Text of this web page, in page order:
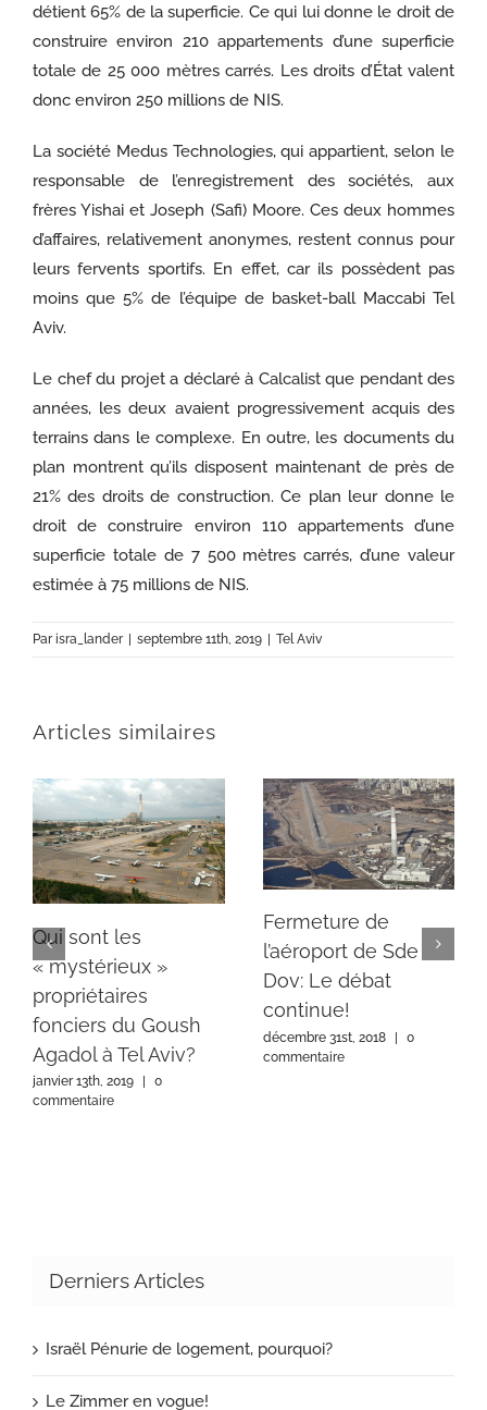
détient 65% de la superficie. Ce qui lui donne le droit de
construire environ 210 appartements d’une superficie
totale de 25 000 mètres carrés. Les droits d’État valent
donc environ 250 millions de NIS.
La société Medus Technologies, qui appartient, selon le
responsable de l’enregistrement des sociétés, aux
frères Yishai et Joseph (Safi) Moore. Ces deux hommes
d’affaires, relativement anonymes, restent connus pour
leurs fervents sportifs. En effet, car ils possèdent pas
moins que 5% de l’équipe de basket-ball Maccabi Tel
Aviv.
Le chef du projet a déclaré à Calcalistque pendant des
années, les deux avaient progressivement acquis des
terrains dans le complexe. En outre, les documents du
plan montrent qu’ils disposent maintenant de près de
21% des droits de construction. Ce plan leur donne le
droit de construire environ 110 appartements d’une
superficie totale de 7 500 mètres carrés, d’une valeur
estimée à 75 millions de NIS.
Parisra_lander | septembre 11th, 2019 | Tel Aviv
Articles similaires
Qui sont les
« mystérieux »
propriétaires
fonciers du Goush
Agadol à Tel Aviv?
janvier 13th, 2019
0
commentaire
Fermeture de
l’aéroport de Sde
Dov: Le débat
continue!
décembre 31st, 2018 |
0
commentaire
Derniers Articles
Israël Pénurie de logement, pourquoi?
Le Zimmer en vogue!